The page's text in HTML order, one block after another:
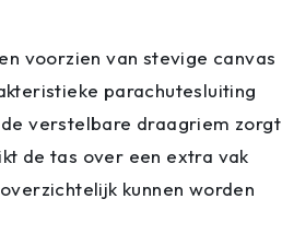
voorzien van stevige canvas
parachutesluiting
verstelbare draagriem zorgt
de tas over een extra vak
kunnen worden